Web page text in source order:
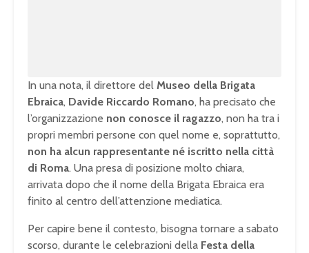
In una nota, il direttore del Museo della Brigata
Ebraica, Davide Riccardo Romano, ha precisato che
l’organizzazione non conosce il ragazzo, non ha tra i
propri membri persone con quel nome e, soprattutto,
non ha alcun rappresentante né iscritto nella città
di Roma. Una presa di posizione molto chiara,
arrivata dopo che il nome della Brigata Ebraica era
finito al centro dell’attenzione mediatica.
Per capire bene il contesto, bisogna tornare a sabato
scorso, durante le celebrazioni della Festa della